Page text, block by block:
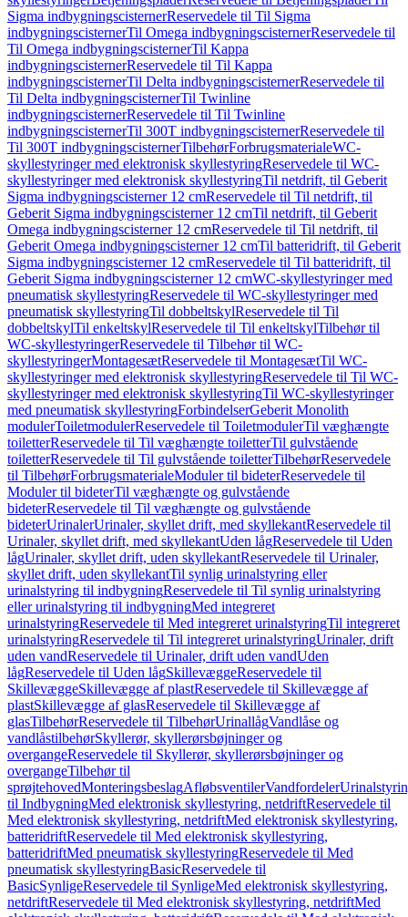
Sigma indbygningscisternerReservedele til Til Sigma
indbygningscisternerTil Omega indbygningscisternerReservedele til
Til Omega indbygningscisternerTil Kappa
indbygningscisternerReservedele til Til Kappa
indbygningscisternerTil Delta indbygningscisternerReservedele til
Til Delta indbygningscisternerTil Twinline
indbygningscisternerReservedele til Til Twinline
indbygningscisternerTil 300T indbygningscisternerReservedele til
Til 300T indbygningscisternerTilbehørForbrugsmaterialeWC-
skyllestyringer med elektronisk skyllestyringReservedele til WC-
skyllestyringer med elektronisk skyllestyringTil netdrift, til Geberit
Sigma indbygningscisterner 12 cmReservedele til Til netdrift, til
Geberit Sigma indbygningscisterner 12 cmTil netdrift, til Geberit
Omega indbygningscisterner 12 cmReservedele til Til netdrift, til
Geberit Omega indbygningscisterner 12 cmTil batteridrift, til Geberit
Sigma indbygningscisterner 12 cmReservedele til Til batteridrift, til
Geberit Sigma indbygningscisterner 12 cmWC-skyllestyringer med
pneumatisk skyllestyringReservedele til WC-skyllestyringer med
pneumatisk skyllestyringTil dobbeltskylReservedele til Til
dobbeltskylTil enkeltskylReservedele til Til enkeltskylTilbehør til
WC-skyllestyringerReservedele til Tilbehør til WC-
skyllestyringerMontagesætReservedele til MontagesætTil WC-
skyllestyringer med elektronisk skyllestyringReservedele til Til WC-
skyllestyringer med elektronisk skyllestyringTil WC-skyllestyringer
med pneumatisk skyllestyringForbindelserGeberit Monolith
modulerToiletmodulerReservedele til ToiletmodulerTil væghængte
toiletterReservedele til Til væghængte toiletterTil gulvstående
toiletterReservedele til Til gulvstående toiletterTilbehørReservedele
til TilbehørForbrugsmaterialeModuler til bideterReservedele til
Moduler til bideterTil væghængte og gulvstående
bideterReservedele til Til væghængte og gulvstående
bideterUrinalerUrinaler, skyllet drift, med skyllekantReservedele til
Urinaler, skyllet drift, med skyllekantUden lågReservedele til Uden
lågUrinaler, skyllet drift, uden skyllekantReservedele til Urinaler,
skyllet drift, uden skyllekantTil synlig urinalstyring eller
urinalstyring til indbygningReservedele til Til synlig urinalstyring
eller urinalstyring til indbygningMed integreret
urinalstyringReservedele til Med integreret urinalstyringTil integreret
urinalstyringReservedele til Til integreret urinalstyringUrinaler, drift
uden vandReservedele til Urinaler, drift uden vandUden
lågReservedele til Uden lågSkillevæggeReservedele til
SkillevæggeSkillevægge af plastReservedele til Skillevægge af
plastSkillevægge af glasReservedele til Skillevægge af
glasTilbehørReservedele til TilbehørUrinallågVandlåse og
vandlåstilbehørSkyllerør, skyllerørsbøjninger og
overgangeReservedele til Skyllerør, skyllerørsbøjninger og
overgangeTilbehør til
sprøjtehovedMonteringsbeslagAfløbsventilerVandfordeler
til IndbygningMed elektronisk skyllestyring, netdriftReservedele til
Med elektronisk skyllestyring, netdriftMed elektronisk skyllestyring,
batteridriftReservedele til Med elektronisk skyllestyring,
batteridriftMed pneumatisk skyllestyringReservedele til Med
pneumatisk skyllestyringBasicReservedele til
BasicSynligeReservedele til SynligeMed elektronisk skyllestyring,
netdriftReservedele til Med elektronisk skyllestyring, netdriftMed